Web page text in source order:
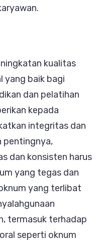
kualitas
yang baik bagi
dan pelatihan
kepada
integritas dan
pentingnya,
dan konsisten harus
yang tegas dan
yang terlibat
termasuk terhadap
seperti oknum